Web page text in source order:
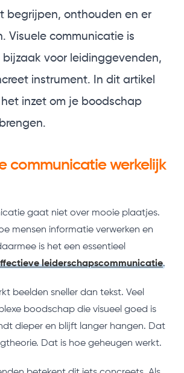
begrijpen, onthouden en er
Visuele communicatie is
voor leidinggevenden,
instrument. In dit artikel
het inzet om je boodschap
communicatie werkelijk
gaat niet over mooie plaatjes.
mensen informatie verwerken en
is het een essentieel
leiderschapscommunicatie.
beelden sneller dan tekst. Veel
boodschap die visueel goed is
dieper en blijft langer hangen. Dat
Dat is hoe geheugen werkt.